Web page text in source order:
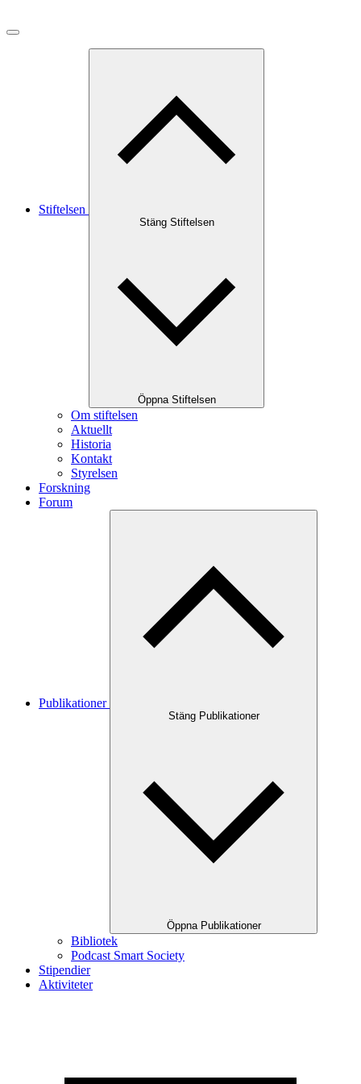
Stiftelsen
Stäng Stiftelsen
Öppna Stiftelsen
Om stiftelsen
Aktuellt
Historia
Kontakt
Styrelsen
Forskning
Forum
Publikationer
Stäng Publikationer
Öppna Publikationer
Bibliotek
Podcast Smart Society
Stipendier
Aktiviteter